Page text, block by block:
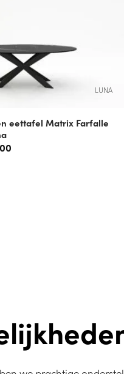
eettafel Matrix Farfalle
LUNA